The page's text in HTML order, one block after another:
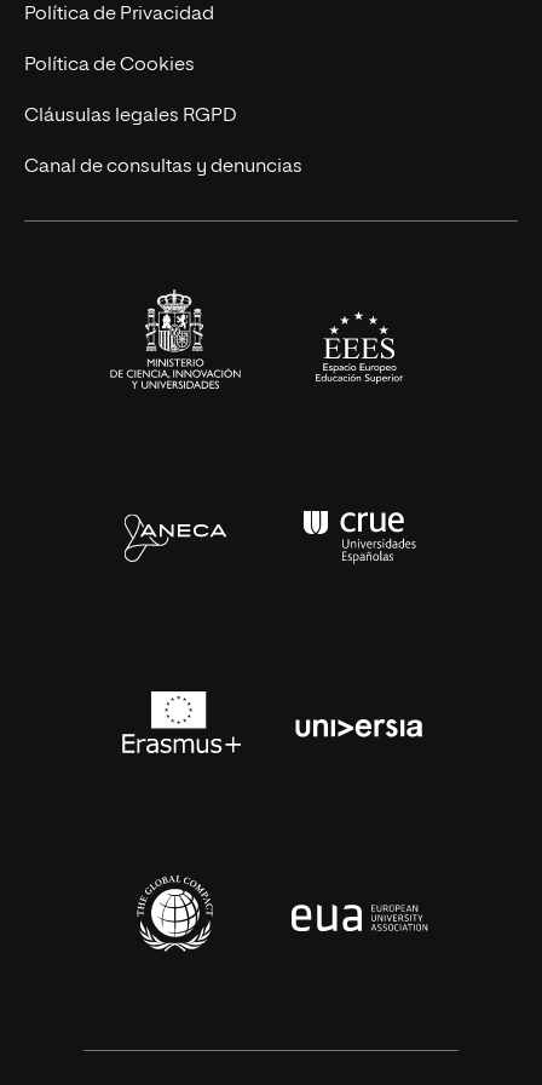
Cursos Universitarios
Trabaja en UNIR
Actualidad
UNIR Revista
Eventos
Política de Privacidad
Política de Cookies
Cláusulas legales RGPD
Canal de consultas y denuncias